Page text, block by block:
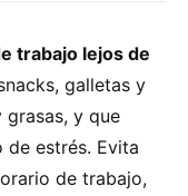
trabajo lejos de
galletas y
y que
estrés. Evita
de trabajo,